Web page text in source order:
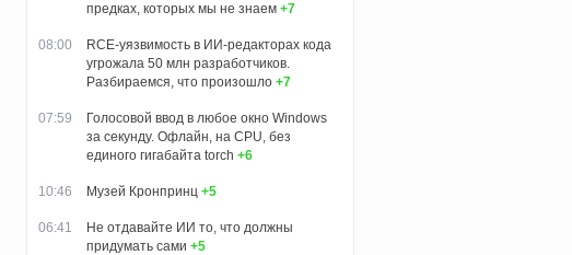
предках, которых мы не знаем +7
08:00
RCE-уязвимость в ИИ-редакторах кода
угрожала 50 млн разработчиков.
Разбираемся, что произошло +7
07:59
Голосовой ввод в любое окно Windows
за секунду. Офлайн, на CPU, без
единого гигабайта torch +6
10:46 Музей Кронпринц +5
06:41
Не отдавайте ИИ то, что должны
придумать сами +5